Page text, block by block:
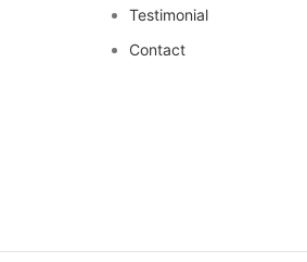
Testimonial
Contact